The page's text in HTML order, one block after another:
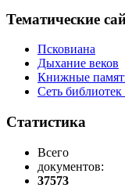
Тематические
Псковиана
Дыхание веков
Книжные
Сеть
Статистика
Всего
документов:
37573